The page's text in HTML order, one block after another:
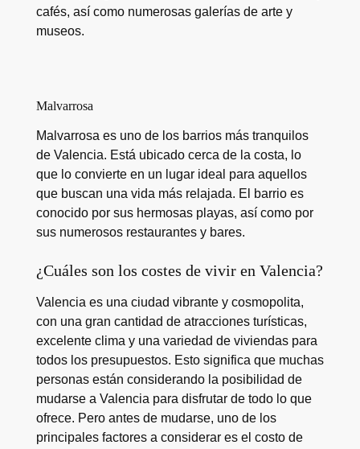
cafés, así como numerosas galerías de arte y
museos.
Malvarrosa
Malvarrosa es uno de los barrios más tranquilos
de Valencia. Está ubicado cerca de la costa, lo
que lo convierte en un lugar ideal para aquellos
que buscan una vida más relajada. El barrio es
conocido por sus hermosas playas, así como por
sus numerosos restaurantes y bares.
¿Cuáles son los costes de vivir en Valencia?
Valencia es una ciudad vibrante y cosmopolita,
con una gran cantidad de atracciones turísticas,
excelente clima y una variedad de viviendas para
todos los presupuestos. Esto significa que muchas
personas están considerando la posibilidad de
mudarse a Valencia para disfrutar de todo lo que
ofrece. Pero antes de mudarse, uno de los
principales factores a considerar es el costo de